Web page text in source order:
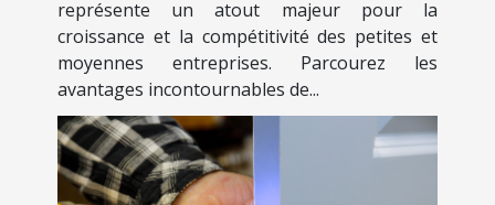
représente un atout majeur pour la
croissance et la compétitivité des petites et
moyennes entreprises. Parcourez les
avantages incontournables de...